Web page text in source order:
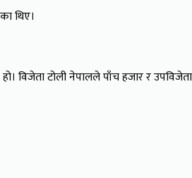
थिए।
विजेता टोली नेपालले पाँच हजार र